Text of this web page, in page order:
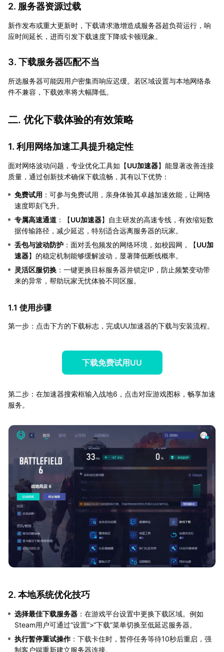
2. 服务器资源过载
新作发布或重大更新时，下载请求激增造成服务器超负荷运行，响
应时间延长，进而引发下载速度下降或卡顿现象。
3. 下载服务器匹配不当
所选服务器可能因用户密集而响应迟缓。若区域设置与本地网络条
件不兼容，下载效率将大幅降低。
二. 优化下载体验的有效策略
1. 利用网络加速工具提升稳定性
面对网络波动问题，专业优化工具如【UU加速器】能显著改善连接
质量，通过创新技术确保下载流畅，其有以下优势：
免费试用 ：可参与免费试用，亲身体验其卓越加速效能，让网络
速度即刻飞升。
专属高速通道 ：【UU加速器】自主研发的高速专线，有效缩短数
据传输路径，减少延迟，特别适合远离服务器的玩家。
丢包与波动防护 ：面对丢包频发的网络环境，如校园网，【UU加
速器】的稳定机制能够缓解波动，显著降低断线概率。
灵活区服切换 ：一键更换目标服务器并锁定IP，防止频繁变动带
来的异常，帮助玩家无忧体验不同区服。
1.1 使用步骤
第一步：点击下方的下载标志，完成UU加速器的下载与安装流程。
下载免费试用UU
第二步：在加速器搜索框输入战地6，点击对应游戏图标，畅享加速
服务。
2. 本地系统优化技巧
选择最佳下载服务器 ：在游戏平台设置中更换下载区域。例如
Steam用户可通过“设置”>“下载”菜单切换至低延迟服务器。
执行暂停重试操作：下载卡住时，暂停任务等待10秒后重启，强
制客户端重新建立服务器连接。